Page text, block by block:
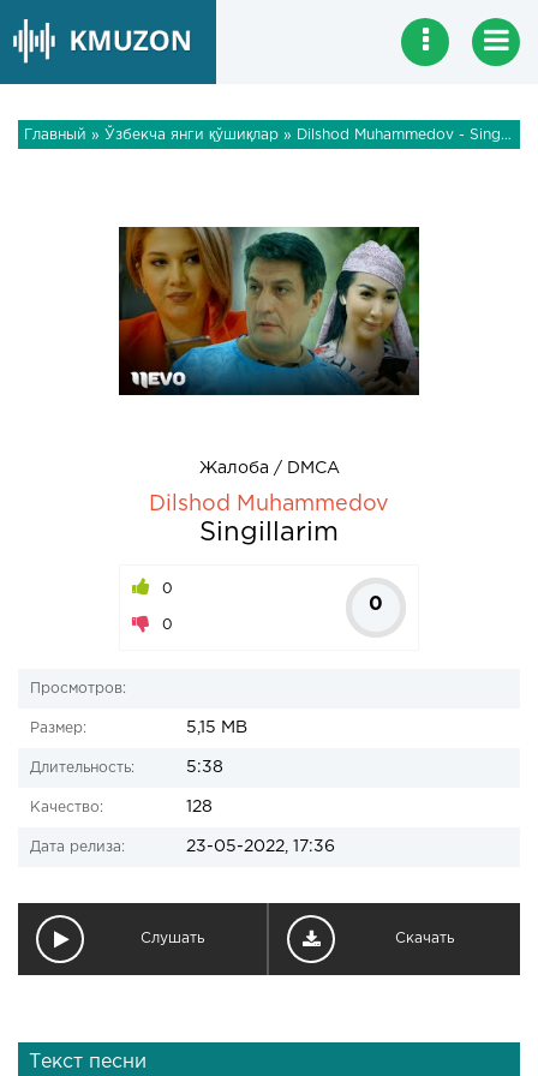
Главный » Ўзбекча янги қўшиқлар » Dilshod Muhammedov - Singillarim
Жалоба / DMCA
Dilshod Muhammedov
Singillarim
0
0
0
Просмотров:
Размер: 5,15 MB
Длительность: 5:38
Качество: 128
Дата релиза: 23-05-2022, 17:36
Слушать Скачать
Текст песни